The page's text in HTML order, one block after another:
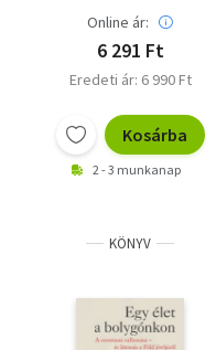
Online ár:
6 291 Ft
Eredeti ár: 6 990 Ft
Kosárba
2 - 3 munkanap
KÖNYV